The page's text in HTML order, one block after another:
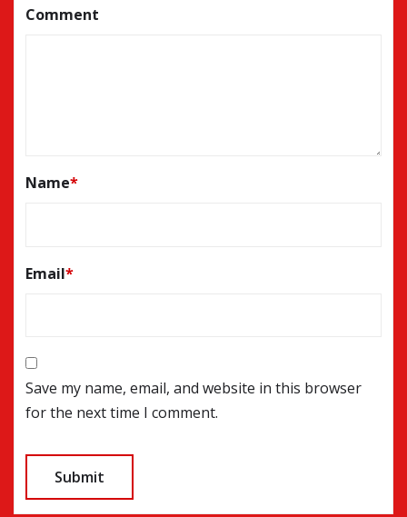
Comment
Name*
Email*
Save my name, email, and website in this browser
for the next time I comment.